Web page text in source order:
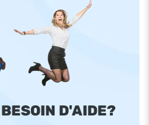
D'AIDE?